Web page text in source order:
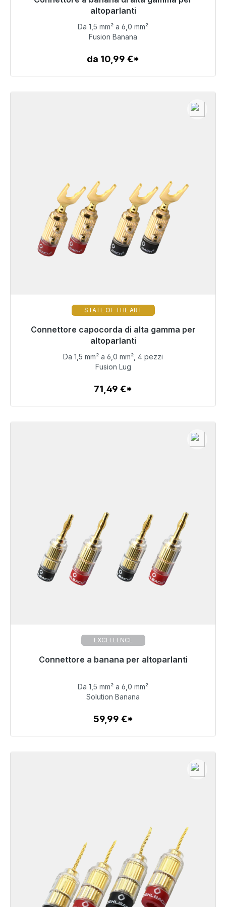
altoparlanti
consegna 48 ore*
71,49 €
Dettagli
Da 1,5 mm² a 6,0 mm²
Fusion Banana
da 10,99 €*
STATE OF THE ART
Connettore capocorda di alta gamma per
altoparlanti
Pronto per la spedizione immediata, tempo di
consegna 48 ore*
71,49 €
Dettagli
Da 1,5 mm² a 6,0 mm², 4 pezzi
Fusion Lug
71,49 €*
EXCELLENCE
Connettore a banana per altoparlanti
Pronto per la spedizione immediata, tempo di
59,99 €
Dettagli
Da 1,5 mm² a 6,0 mm²
Solution Banana
59,99 €*